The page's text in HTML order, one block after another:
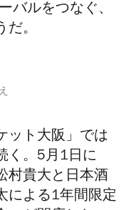
バルをつなぐ、
。
ット大阪」では
。 5月 1日に
村貴大と日本酒
による1年間限定